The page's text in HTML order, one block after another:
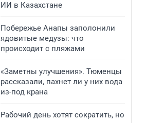
ИИ в Казахстане
Побережье Анапы заполонили
ядовитые медузы: что
происходит с пляжами
«Заметны улучшения». Тюменцы
рассказали, пахнет ли у них вода
из-под крана
Рабочий день хотят сократить, но